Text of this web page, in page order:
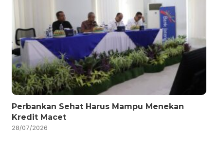
Perbankan Sehat Harus Mampu Menekan
Kredit Macet
28/07/2026